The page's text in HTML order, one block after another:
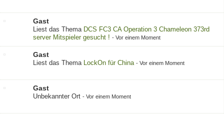
Gast
Liest das Thema DCS FC3 CA Operation 3 Chameleon 373rd
server Mitspieler gesucht ! - Vor einem Moment
Gast
Liest das Thema LockOn für China - Vor einem Moment
Gast
Unbekannter Ort - Vor einem Moment